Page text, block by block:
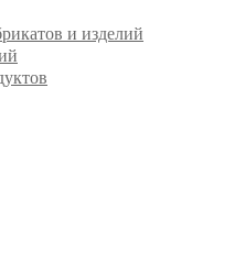
и изделий